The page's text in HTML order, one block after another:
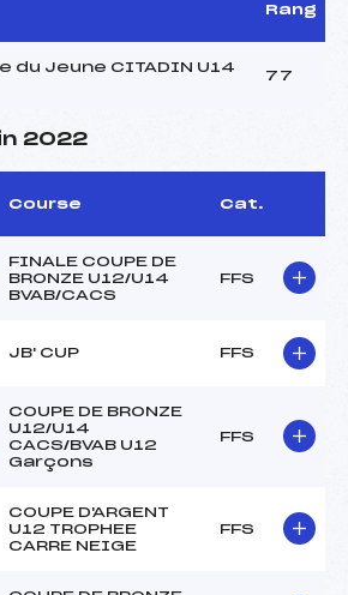
Rang
du Jeune CITADIN U14
77
2022
Course Cat.
FINALE COUPE DE
BRONZE U12/U14
BVAB/CACS
FFS
JB' CUP FFS
COUPE DE BRONZE
U12/U14
CACS/BVAB U12
Garçons
FFS
COUPE D'ARGENT
U12 TROPHEE
CARRE NEIGE
FFS